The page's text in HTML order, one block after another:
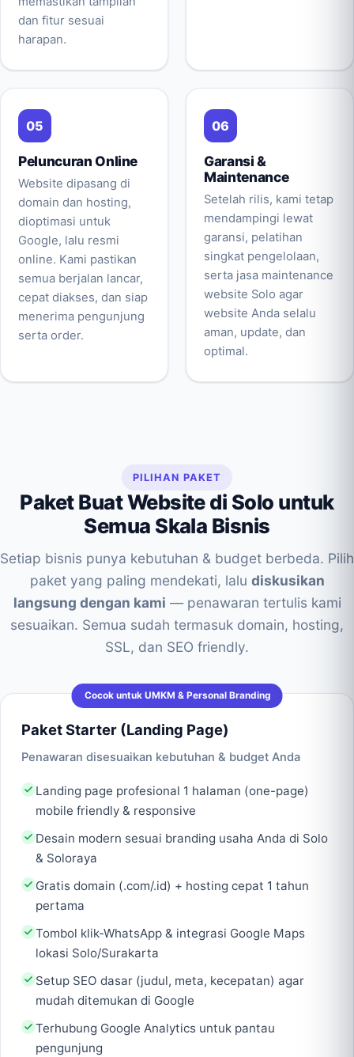
dan fitur sesuai
harapan.
Peluncuran Online
Website dipasang di
domain dan hosting,
dioptimasi untuk
Google, lalu resmi
online. Kami pastikan
semua berjalan lancar,
cepat diakses, dan siap
menerima pengunjung
serta order.
Garansi &
Maintenance
Setelah rilis, kami tetap
mendampingi lewat
garansi, pelatihan
singkat pengelolaan,
serta jasa maintenance
website Solo agar
website Anda selalu
aman, update, dan
optimal.
PILIHAN PAKET
Paket Buat Website di Solo untuk
Semua Skala Bisnis
Setiap bisnis punya kebutuhan & budget berbeda. Pilih
paket yang paling mendekati, lalu diskusikan
langsung dengan kami — penawaran tertulis kami
sesuaikan. Semua sudah termasuk domain, hosting,
SSL, dan SEO friendly.
Cocok untuk UMKM & Personal Branding
Paket Starter (Landing Page)
Penawaran disesuaikan kebutuhan & budget Anda
Landing page profesional 1 halaman (one-page)
mobile friendly & responsive
Desain modern sesuai branding usaha Anda di Solo
& Soloraya
Gratis domain (.com/.id) + hosting cepat 1 tahun
pertama
Tombol klik-WhatsApp & integrasi Google Maps
lokasi Solo/Surakarta
Setup SEO dasar (judul, meta, kecepatan) agar
mudah ditemukan di Google
Terhubung Google Analytics untuk pantau
pengunjung